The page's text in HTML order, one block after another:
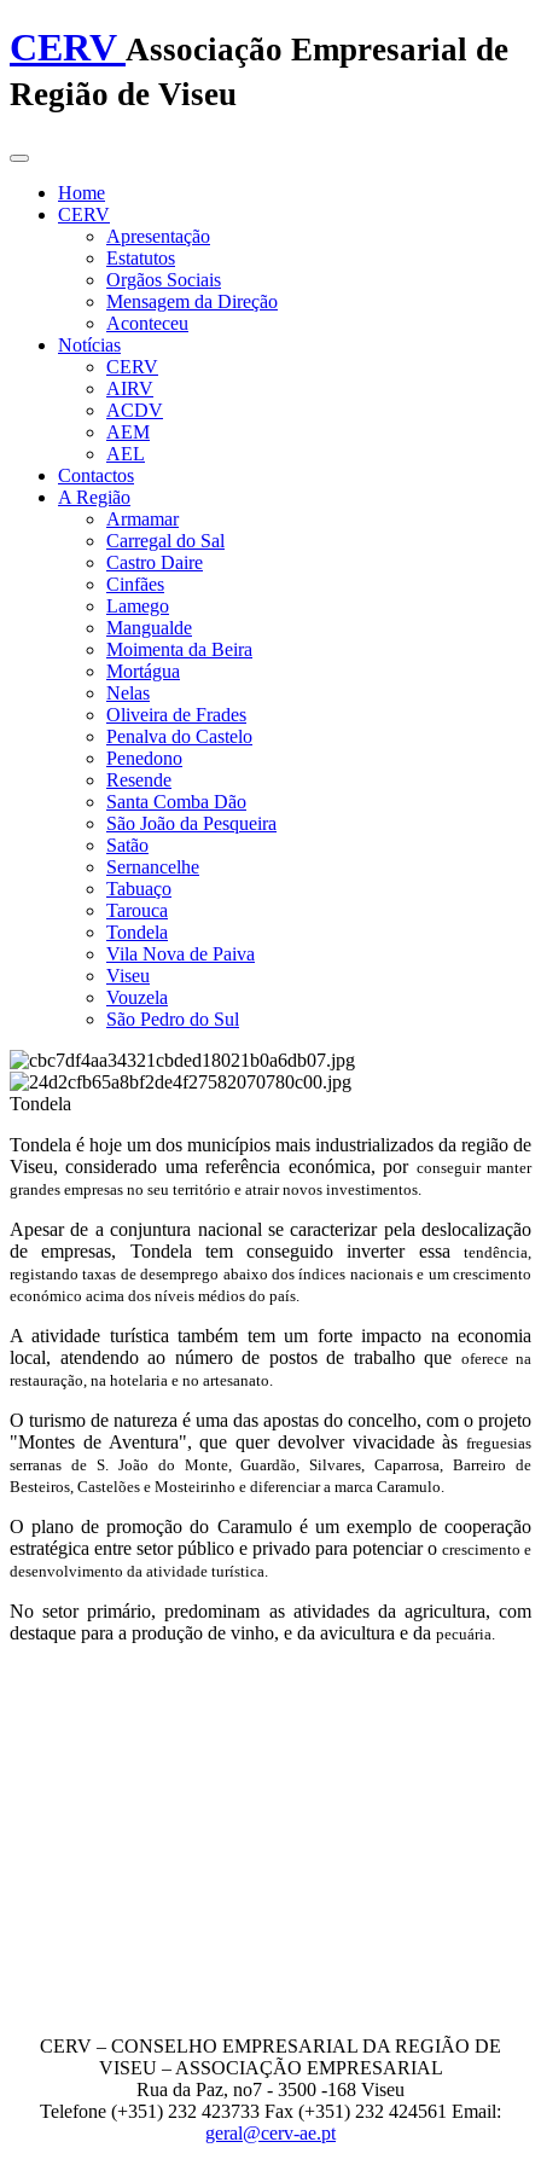
CERV Associação Empresarial de
Região de Viseu
Home
CERV
Apresentação
Estatutos
Orgãos Sociais
Mensagem da Direção
Aconteceu
Notícias
CERV
AIRV
ACDV
AEM
AEL
Contactos
A Região
Armamar
Carregal do Sal
Castro Daire
Cinfães
Lamego
Mangualde
Moimenta da Beira
Mortágua
Nelas
Oliveira de Frades
Penalva do Castelo
Penedono
Resende
Santa Comba Dão
São João da Pesqueira
Satão
Sernancelhe
Tabuaço
Tarouca
Tondela
Vila Nova de Paiva
Viseu
Vouzela
São Pedro do Sul
Tondela
Tondela é hoje um dos municípios mais industrializados da região de
Viseu, considerado uma referência económica, por conseguir manter
grandes empresas no seu território e atrair novos investimentos.
Apesar de a conjuntura nacional se caracterizar pela deslocalização
de empresas, Tondela tem conseguido inverter essa tendência,
registando taxas de desemprego abaixo dos índices nacionais e um crescimento
económico acima dos níveis médios do país.
A atividade turística também tem um forte impacto na economia
local, atendendo ao número de postos de trabalho que oferece na
restauração, na hotelaria e no artesanato.
O turismo de natureza é uma das apostas do concelho, com o projeto
"Montes de Aventura", que quer devolver vivacidade às freguesias
serranas de S. João do Monte, Guardão, Silvares, Caparrosa, Barreiro de
Besteiros, Castelões e Mosteirinho e diferenciar a marca Caramulo.
O plano de promoção do Caramulo é um exemplo de cooperação
estratégica entre setor público e privado para potenciar o crescimento e
desenvolvimento da atividade turística.
No setor primário, predominam as atividades da agricultura, com
destaque para a produção de vinho, e da avicultura e da pecuária.
CERV – CONSELHO EMPRESARIAL DA REGIÃO DE
VISEU – ASSOCIAÇÃO EMPRESARIAL
Rua da Paz, no7 - 3500 -168 Viseu
Telefone (+351) 232 423733 Fax (+351) 232 424561 Email:
geral@cerv-ae.pt